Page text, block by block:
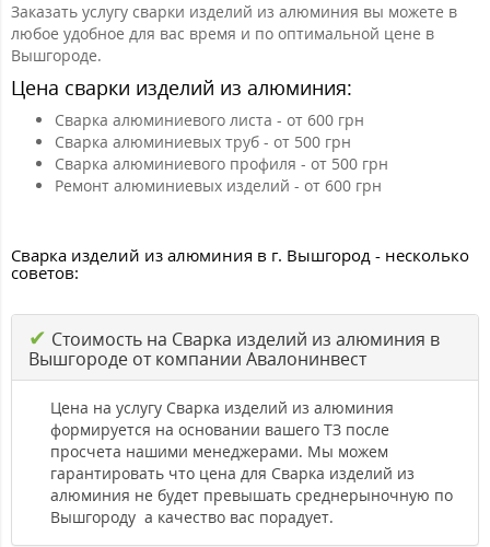
Заказать услугу сварки изделий из алюминия вы можете в
любое удобное для вас время и по оптимальной цене в
Вышгороде.
Цена сварки изделий из алюминия:
Сварка алюминиевого листа - от 600 грн
Сварка алюминиевых труб - от 500 грн
Сварка алюминиевого профиля - от 500 грн
Ремонт алюминиевых изделий - от 600 грн
Сварка изделий из алюминия в г. Вышгород - несколько
советов:
✔ Стоимость на Сварка изделий из алюминия в
Вышгороде от компании Авалонинвест
Цена на услугу Сварка изделий из алюминия
формируется на основании вашего ТЗ после
просчета нашими менеджерами. Мы можем
гарантировать что цена для Сварка изделий из
алюминия не будет превышать среднерыночную по
Вышгороду а качество вас порадует.